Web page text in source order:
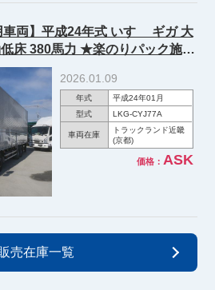
車両】平成24年式 いすゞ ギガ 大
床 380馬力 ★楽のりパック施工
2026.01.09
年式
平成24年01月
型式
LKG-CYJ77A
車両在庫
トラックランド近畿
(京都)
価格： ASK
売在庫一覧